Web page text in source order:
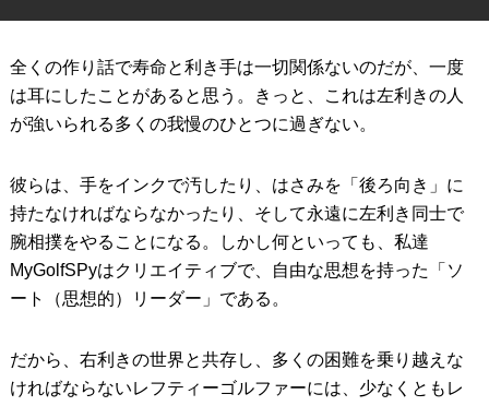
全くの作り話で寿命と利き手は一切関係ないのだが、一度
は耳にしたことがあると思う。きっと、これは左利きの人
が強いられる多くの我慢のひとつに過ぎない。
彼らは、手をインクで汚したり、はさみを「後ろ向き」に
持たなければならなかったり、そして永遠に左利き同士で
腕相撲をやることになる。しかし何といっても、私達
MyGolfSPyはクリエイティブで、自由な思想を持った「ソ
ート（思想的）リーダー」である。
だから、右利きの世界と共存し、多くの困難を乗り越えな
ければならないレフティーゴルファーには、少なくともレ
HYBRIDS ハイブリッド
IRONS アイアン
WEDGES ウェッジ
OTHER その他
Editor’s Picks 編集部のおすすめ
Our Team 私たちのチーム
ABOUT US MyGolfSpyJapanとは？